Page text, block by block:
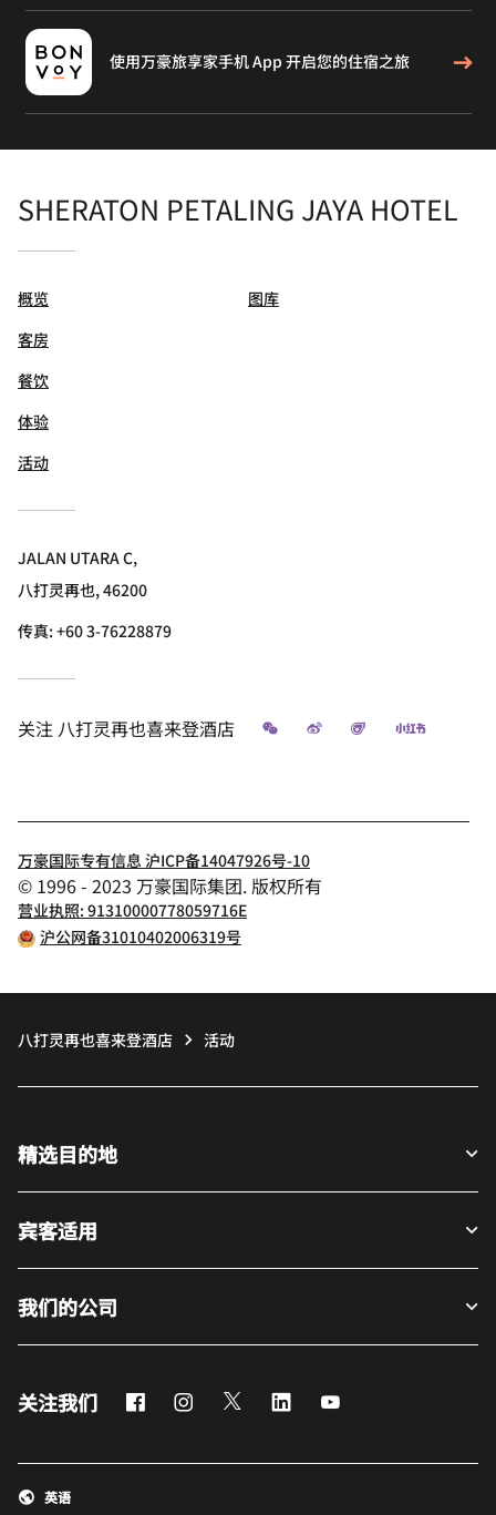
使用万豪旅享家手机 App 开启您的住宿之旅
SHERATON PETALING JAYA HOTEL
概览
客房
餐饮
体验
活动
图库
JALAN UTARA C,
八打灵再也, 46200
传真:+60 3-76228879
关注 八打灵再也喜来登酒店 微信 微博 飞猪 小红书
万豪国际专有信息 沪ICP备14047926号-10
© 1996 - 2023 万豪国际集团. 版权所有
营业执照: 91310000778059716E
沪公网备31010402006319号
八打灵再也喜来登酒店 活动
精选目的地
宾客适用
我们的公司
关注我们 FacebookInstagram
Twitter LinkedIn
英语